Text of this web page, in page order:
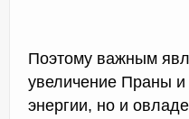
Поэтому важным
увеличение Праны и
энергии, но и